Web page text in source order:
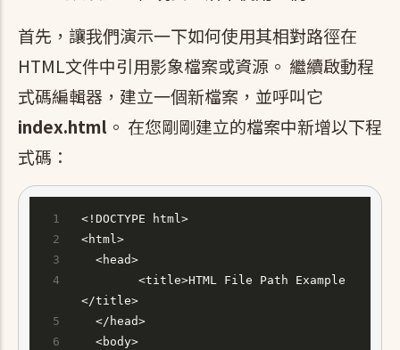
首先，讓我們演示一下如何使用其相對路徑在
HTML文件中引用影象檔案或資源。 繼續啟動程
式碼編輯器，建立一個新檔案，並呼叫它
index.html 。 在您剛剛建立的檔案中新增以下程
式碼：
<!DOCTYPE html>
<html>
  <head>
</title>
  </head>
  <body>